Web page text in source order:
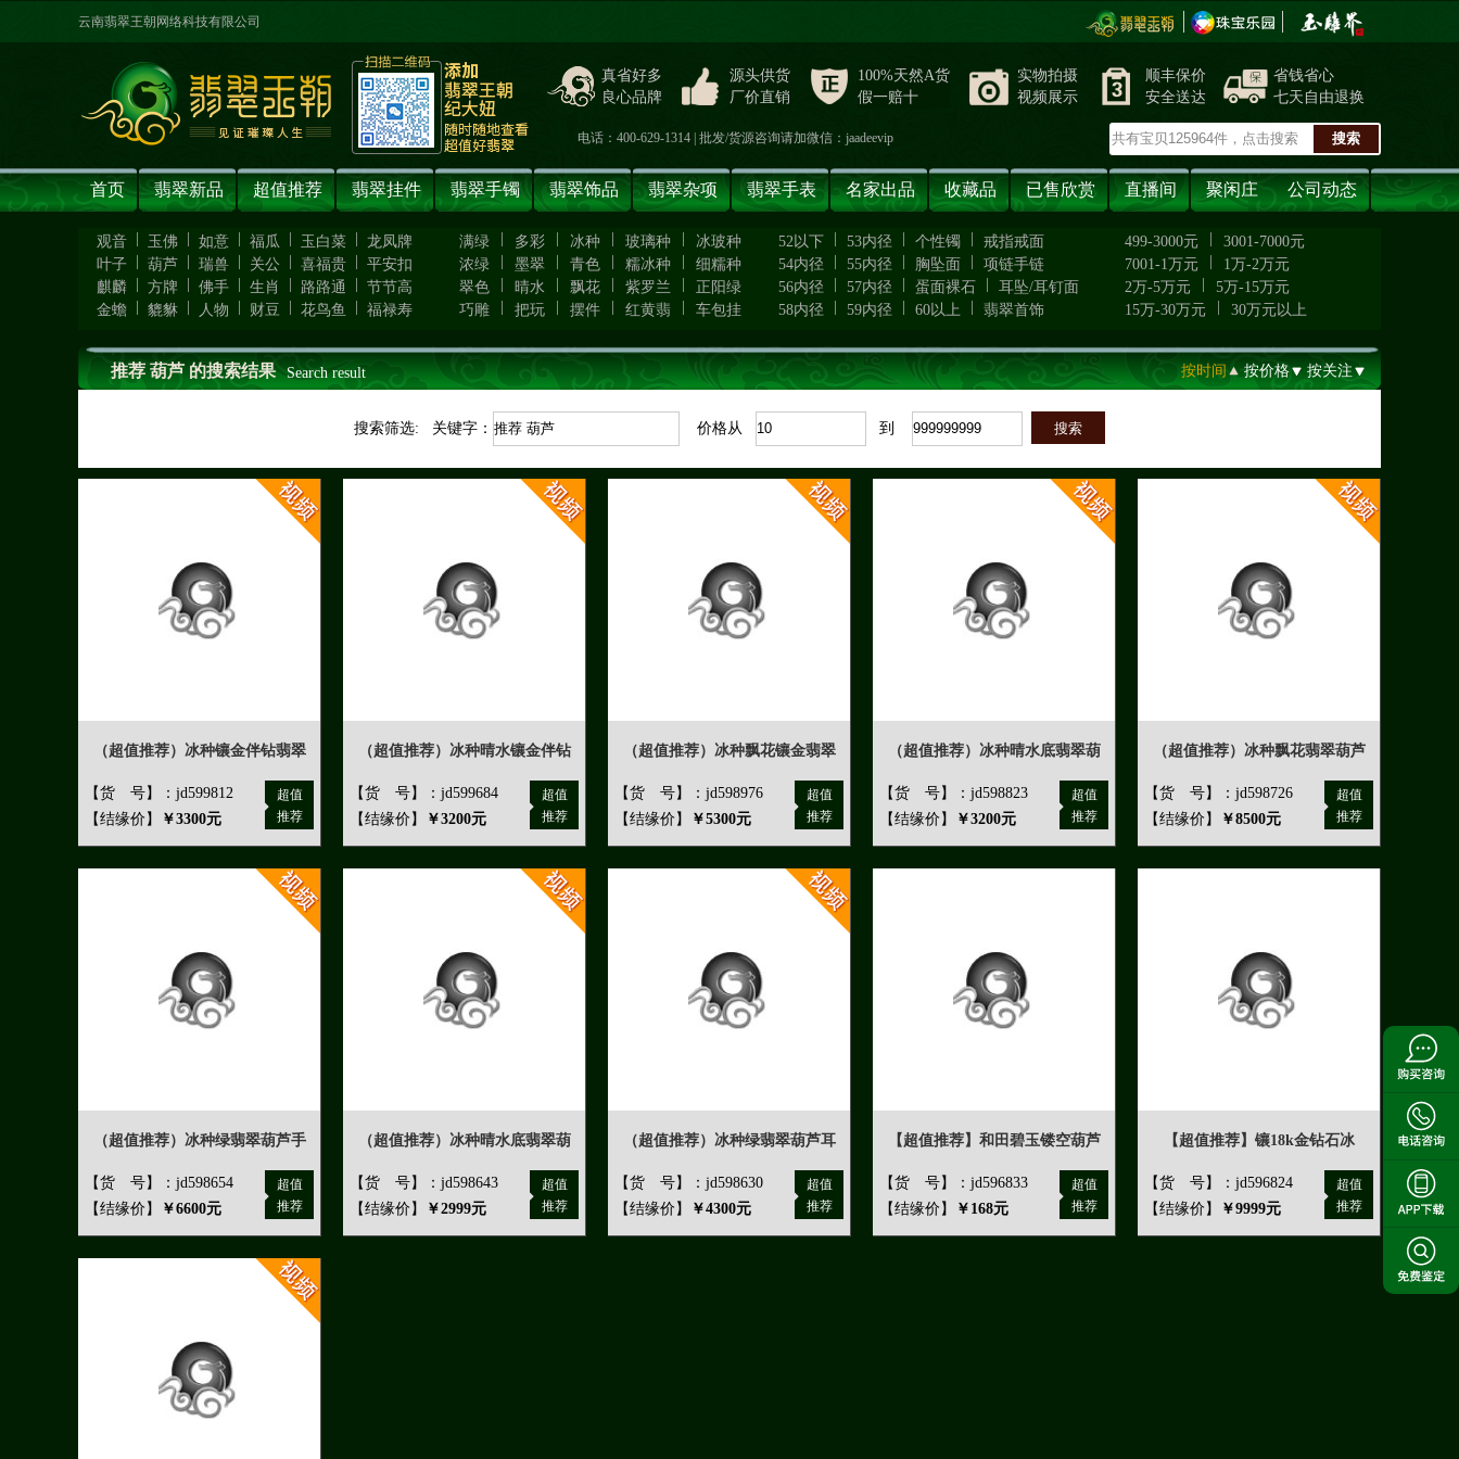
云南翡翠王朝网络科技有限公司
真省好多
良心品牌
源头供货
厂价直销
100%天然A货
假一赔十
实物拍摄
视频展示
顺丰保价
安全送达
省钱省心
七天自由退换
电话：400-629-1314 | 批发/货源咨询请加微信：jaadeevip
首页 翡翠新品 超值推荐 翡翠挂件 翡翠手镯 翡翠饰品 翡翠杂项 翡翠手表 名家出品 收藏品 已售欣赏 直播间 聚闲庄 公司动态
观音 玉佛 如意 福瓜 玉白菜
龙凤牌
叶子
葫芦 瑞兽 关公 喜福贵
平安扣
麒麟
方牌 佛手 生肖 路路通
节节高
金蟾
貔貅 人物 财豆 花鸟鱼 福禄寿
满绿 多彩 冰种 玻璃种
冰玻种
浓绿
墨翠 青色 糯冰种
细糯种
翠色
晴水 飘花 紫罗兰
正阳绿
巧雕
把玩 摆件 红黄翡 车包挂
52以下 53内径 个性镯
戒指戒面
54内径
55内径 胸坠面
项链手链
56内径
57内径 蛋面裸石
耳坠/耳钉面
58内径
59内径 60以上 翡翠首饰
499-3000元
3001-7000元
7001-1万元
1万-2万元
2万-5万元
5万-15万元
15万-30万元
30万元以上
推荐 葫芦 的搜索结果 Search result 按时间 按价格 按关注
搜索筛选: 关键字： 价格从 到
（超值推荐）冰种镶金伴钻翡翠
【货 号】：jd599812
【结缘价】
￥3300元
超值
推荐
（超值推荐）冰种晴水镶金伴钻
【货 号】：jd599684
【结缘价】
￥3200元
超值
推荐
（超值推荐）冰种飘花镶金翡翠
【货 号】：jd598976
【结缘价】
￥5300元
超值
推荐
（超值推荐）冰种晴水底翡翠葫
【货 号】：jd598823
【结缘价】
￥3200元
超值
推荐
（超值推荐）冰种飘花翡翠葫芦
【货 号】：jd598726
【结缘价】
￥8500元
超值
推荐
（超值推荐）冰种绿翡翠葫芦手
【货 号】：jd598654
【结缘价】
￥6600元
超值
推荐
（超值推荐）冰种晴水底翡翠葫
【货 号】：jd598643
【结缘价】
￥2999元
超值
推荐
（超值推荐）冰种绿翡翠葫芦耳
【货 号】：jd598630
【结缘价】
￥4300元
超值
推荐
【超值推荐】和田碧玉镂空葫芦
【货 号】：jd596833
【结缘价】
￥168元
超值
推荐
【超值推荐】镶18k金钻石冰
【货 号】：jd596824
【结缘价】
￥9999元
超值
推荐